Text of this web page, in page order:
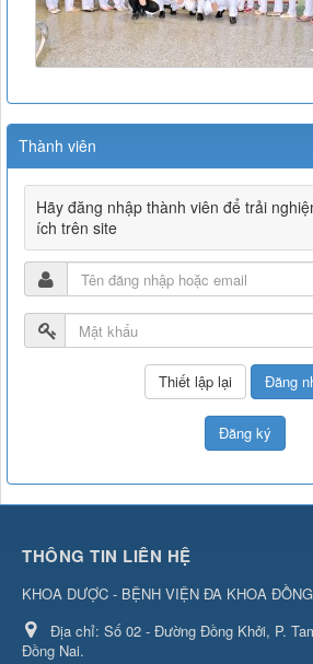
Thành viên
Hãy đăng nhập thành viên để trải
ích trên site
Đăng
Đăng ký
THÔNG TIN LIÊN HỆ
KHOA DƯỢC - BỆNH VIỆN ĐA KHOA
Địa chỉ: Số 02 - Đường Đồng Khởi, P.
Đồng Nai.